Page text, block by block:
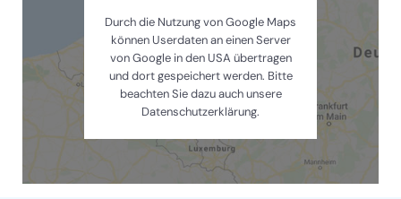
Durch die Nutzung von Google Maps
können Userdaten an einen Server
von Google in den USA übertragen
und dort gespeichert werden. Bitte
beachten Sie dazu auch unsere
Datenschutzerklärung.